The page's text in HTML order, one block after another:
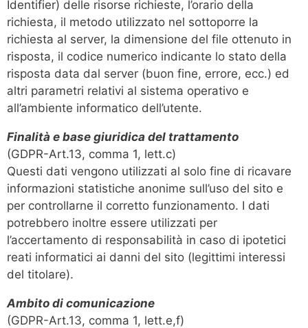
Identifier) delle risorse richieste, l’orario della
richiesta, il metodo utilizzato nel sottoporre la
richiesta al server, la dimensione del file ottenuto in
risposta, il codice numerico indicante lo stato della
risposta data dal server (buon fine, errore, ecc.) ed
altri parametri relativi al sistema operativo e
all’ambiente informatico dell’utente.
Finalità e base giuridica del trattamento
(GDPR-Art.13, comma 1, lett.c)
Questi dati vengono utilizzati al solo fine di ricavare
informazioni statistiche anonime sull’uso del sito e
per controllarne il corretto funzionamento. I dati
potrebbero inoltre essere utilizzati per
l’accertamento di responsabilità in caso di ipotetici
reati informatici ai danni del sito (legittimi interessi
del titolare).
Ambito di comunicazione
(GDPR-Art.13, comma 1, lett.e,f)